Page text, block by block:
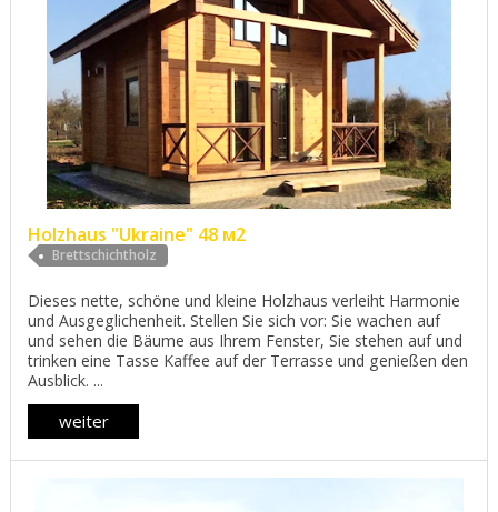
Holzhaus "Ukraine" 48 м2
Brettschichtholz
Dieses nette, schöne und kleine Holzhaus verleiht Harmonie
und Ausgeglichenheit. Stellen Sie sich vor: Sie wachen auf
und sehen die Bäume aus Ihrem Fenster, Sie stehen auf und
trinken eine Tasse Kaffee auf der Terrasse und genießen den
Ausblick. ...
weiter